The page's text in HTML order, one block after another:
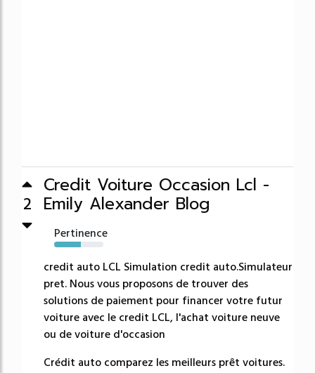
2
Credit Voiture Occasion Lcl -
Emily Alexander Blog
Pertinence
54%
credit auto LCL Simulation credit auto.Simulateur
pret. Nous vous proposons de trouver des
solutions de paiement pour financer votre futur
voiture avec le credit LCL, l'achat voiture neuve
ou de voiture d'occasion
Crédit auto comparez les meilleurs prêt voitures.